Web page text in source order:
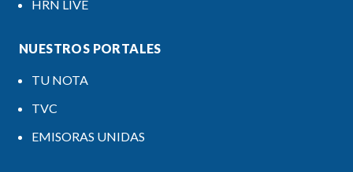
HRN LIVE
NUESTROS PORTALES
TU NOTA
TVC
EMISORAS UNIDAS